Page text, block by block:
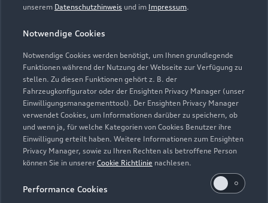
unserem Datenschutzhinweis und im Impressum.
Notwendige Cookies
Notwendige Cookies werden benötigt, um Ihnen grundlegende
Funktionen während der Nutzung der Webseite zur Verfügung zu
stellen. Zu diesen Funktionen gehört z. B. der
Fahrzeugkonfigurator oder der Ensighten Privacy Manager (unser
Einwilligungsmanagementtool). Der Ensighten Privacy Manager
verwendet Cookies, um Informationen darüber zu speichern, ob
und wenn ja, für welche Kategorien von Cookies Benutzer ihre
Einwilligung erteilt haben. Weitere Informationen zum Ensighten
Privacy Manager, sowie zu Ihren Rechten als betroffene Person
können Sie in unserer Cookie Richtlinie nachlesen.
Performance Cookies
Zurück nach oben
Modelle